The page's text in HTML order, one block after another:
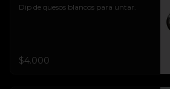
Dip de quesos blancos para untar.
$4.000